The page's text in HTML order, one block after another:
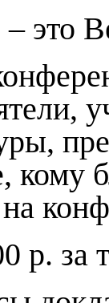
кому
за